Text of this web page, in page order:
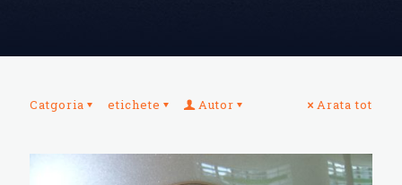
Catgoria etichete Autor Arata tot